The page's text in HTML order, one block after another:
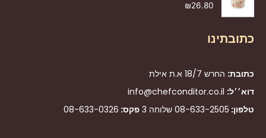
₪26.80
כתובתינו
כתובת: החרש 18/7 א.ת אילת
דוא׳׳ל: info@chefconditor.co.il
טלפון: 08-633-2505 שלוחה 3 פקס: 08-633-0326